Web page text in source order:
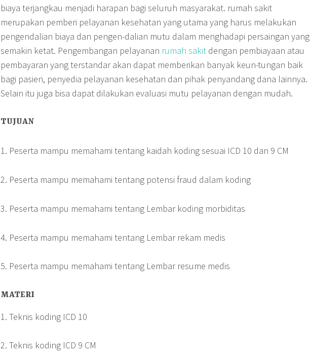
biaya terjangkau menjadi harapan bagi seluruh masyarakat. rumah sakit
merupakan pemberi pelayanan kesehatan yang utama yang harus melakukan
pengendalian biaya dan pengen-dalian mutu dalam menghadapi persaingan yang
semakin ketat. Pengembangan pelayanan rumah sakit dengan pembiayaan atau
pembayaran yang terstandar akan dapat memberikan banyak keun-tungan baik
bagi pasien, penyedia pelayanan kesehatan dan pihak penyandang dana lainnya.
Selain itu juga bisa dapat dilakukan evaluasi mutu pelayanan dengan mudah.
TUJUAN
1. Peserta mampu memahami tentang kaidah koding sesuai ICD 10 dan 9 CM
2. Peserta mampu memahami tentang potensi fraud dalam koding
3. Peserta mampu memahami tentang Lembar koding morbiditas
4. Peserta mampu memahami tentang Lembar rekam medis
5. Peserta mampu memahami tentang Lembar resume medis
MATERI
1. Teknis koding ICD 10
2. Teknis koding ICD 9 CM